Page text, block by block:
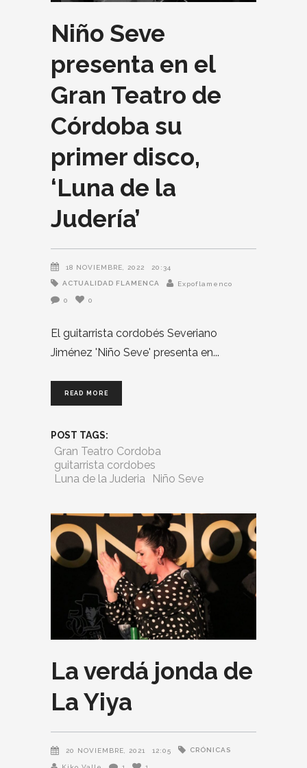
Niño Seve
presenta en el
Gran Teatro de
Córdoba su
primer disco,
‘Luna de la
Judería’
18 NOVIEMBRE, 2022 20:34
ACTUALIDAD FLAMENCA Expoflamenco
0 0
El guitarrista cordobés Severiano
Jiménez 'Niño Seve' presenta en
READ MORE
POST TAGS:
Gran Teatro Cordoba
guitarrista cordobes
Luna de la Juderia
Niño Seve
La verdá jonda de
La Yiya
20 NOVIEMBRE, 2021 12:05 CRÓNICAS